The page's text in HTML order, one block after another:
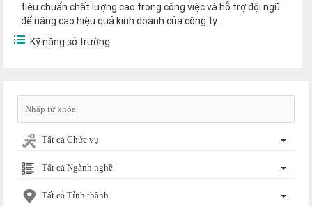
tiêu chuẩn chất lượng cao trong công việc và hỗ trợ đội ngũ
để nâng cao hiệu quả kinh doanh của công ty.
Kỹ năng sở trường
Tất cả Chức vụ
Tất cả Ngành nghề
Tất cả Tỉnh thành